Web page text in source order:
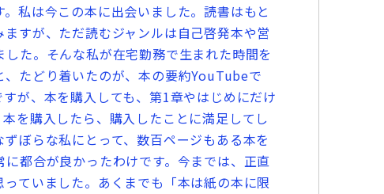
私は今この本に出会いました。読書はもと
すが、ただ読むジャンルは自己啓発本や営
た。そんな私が在宅勤務で生まれた時間を
たどり着いたのが、本の要約YouTubeで
が、本を購入しても、第1章やはじめにだけ
を購入したら、購入したことに満足してし
ぼらな私にとって、数百ページもある本を
都合が良かったわけです。今までは、正直
ていました。あくまでも「本は紙の本に限